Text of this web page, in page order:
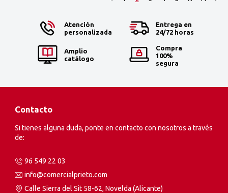
Atención
personalizada
Entrega en
24/72 horas
Amplio
catálogo
Compra
100%
segura
Contacto
Si tienes alguna duda, ponte en contacto con nosotros a través
de:
96 549 22 03
info@comercialprieto.com
Calle Sierra del Sit 58-62, Novelda (Alicante)